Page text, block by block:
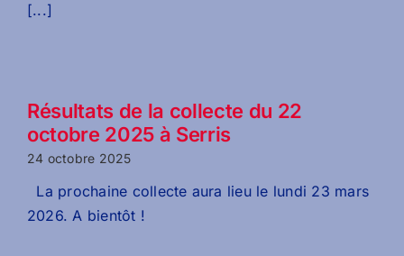
[...]
Résultats de la collecte du 22
octobre 2025 à Serris
24 octobre 2025
La prochaine collecte aura lieu le lundi 23 mars
2026. A bientôt !